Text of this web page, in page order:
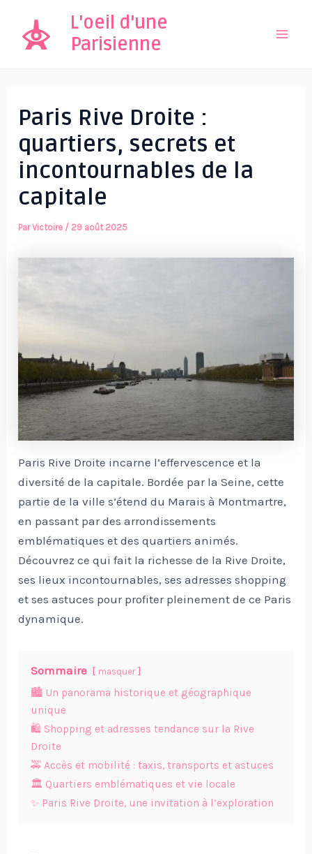
contenu
L'oeil d'une
Parisienne
Paris Rive Droite :
quartiers, secrets et
incontournables de la
capitale
ParVictoire / 29 août 2025
Paris Rive Droite incarne l’effervescence et la
diversité de la capitale. Bordée par la Seine, cette
partie de la ville s’étend du Marais à Montmartre,
en passant par des arrondissements
emblématiques et des quartiers animés.
Découvrez ce qui fait la richesse de la Rive Droite,
ses lieux incontournables, ses adresses shopping
et ses astuces pour profiter pleinement de ce Paris
dynamique.
Sommaire masquer
🏙️ Un panorama historique et géographique
unique
🛍️ Shopping et adresses tendance sur la Rive
Droite
🚕 Accès et mobilité : taxis, transports et astuces
🏛️ Quartiers emblématiques et vie locale
✨ Paris Rive Droite, une invitation à l’exploration